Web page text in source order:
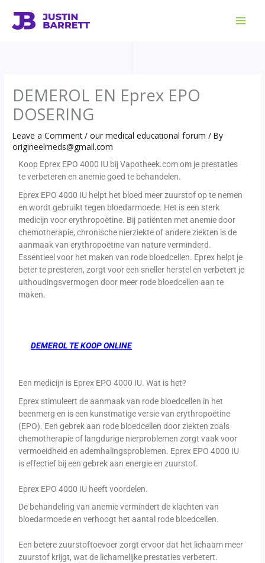
content
DEMEROL EN Eprex EPO
DOSERING
Leave a Comment /our medical educational forum / By
origineelmeds@gmail.com
Koop Eprex EPO 4000 IU bij Vapotheek.com om je prestaties
te verbeteren en anemie goed te behandelen.
Eprex EPO 4000 IU helpt het bloed meer zuurstof op te nemen
en wordt gebruikt tegen bloedarmoede. Het is een sterk
medicijn voor erythropoëtine. Bij patiënten met anemie door
chemotherapie, chronische nierziekte of andere ziekten is de
aanmaak van erythropoëtine van nature verminderd.
Essentieel voor het maken van rode bloedcellen. Eprex helpt je
beter te presteren, zorgt voor een sneller herstel en verbetert je
uithoudingsvermogen door meer rode bloedcellen aan te
maken.
DEMEROL TE KOOP ONLINE
Een medicijn is Eprex EPO 4000 IU. Wat is het?
Eprex stimuleert de aanmaak van rode bloedcellen in het
beenmerg en is een kunstmatige versie van erythropoëtine
(EPO). Een gebrek aan rode bloedcellen door ziekten zoals
chemotherapie of langdurige nierproblemen zorgt vaak voor
vermoeidheid en ademhalingsproblemen. Eprex EPO 4000 IU
is effectief bij een gebrek aan energie en zuurstof.
Eprex EPO 4000 IU heeft voordelen.
De behandeling van anemie vermindert de klachten van
bloedarmoede en verhoogt het aantal rode bloedcellen.
Een betere zuurstoftoevoer zorgt ervoor dat het lichaam meer
zuurstof krijgt, wat de lichamelijke prestaties verbetert.